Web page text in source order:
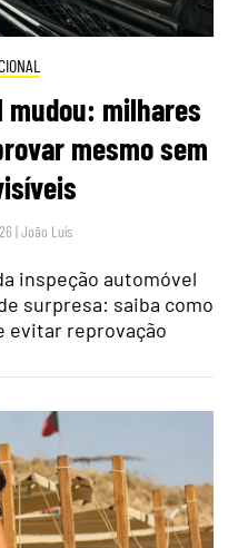
mudou: milhares
mesmo sem
|João Luís
inspeção automóvel
surpresa: saiba como
evitar reprovação